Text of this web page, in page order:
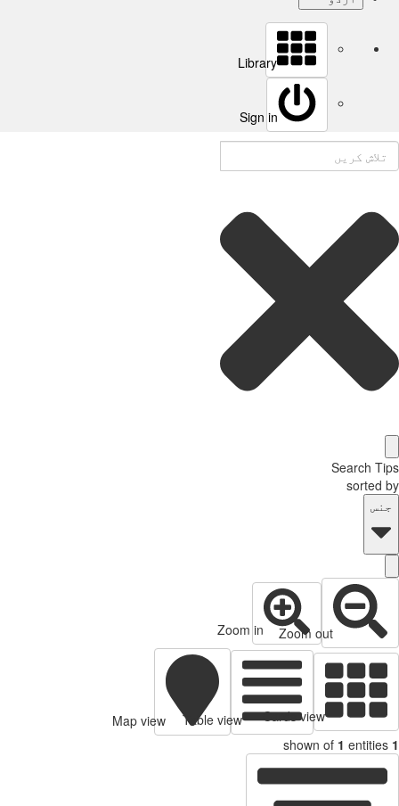
Library
Sign in
Search
sorted
Zoom out
Zoom in
Cards view
Table view
Map view
shown of 1